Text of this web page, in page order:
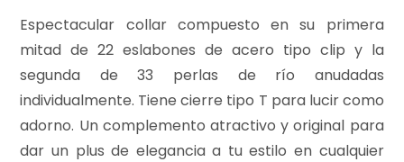
Espectacular collar compuesto en su primera
mitad de 22 eslabones de acero tipo clip y la
segunda de 33 perlas de río anudadas
individualmente. Tiene cierre tipo T para lucir como
adorno. Un complemento atractivo y original para
dar un plus de elegancia a tu estilo en cualquier